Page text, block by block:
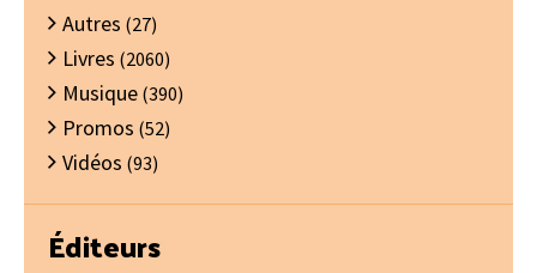
principale
Autres (27)
Livres (2060)
Musique (390)
Promos (52)
Vidéos (93)
Éditeurs